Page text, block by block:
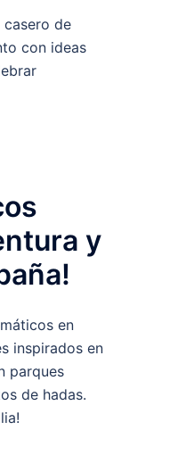
de
con ideas
y
en
inspirados en
parques
de hadas.